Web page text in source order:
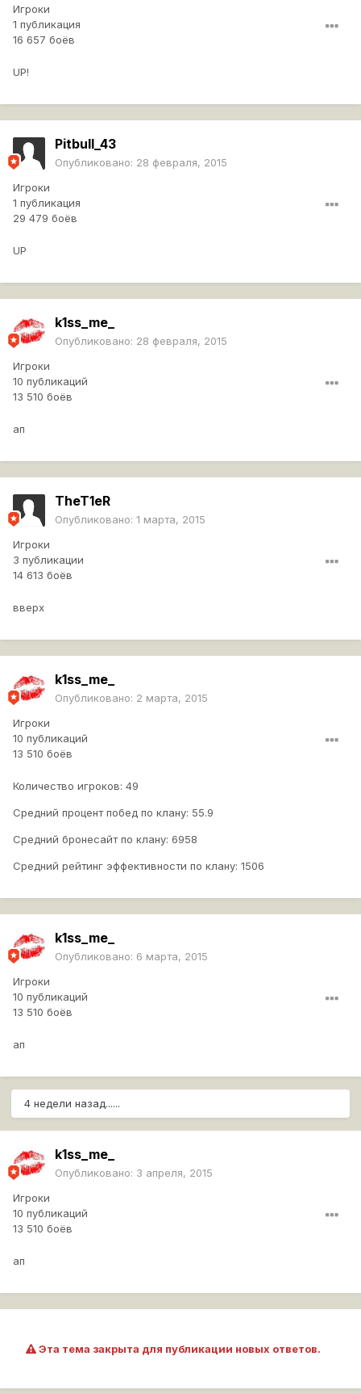
Игроки
1 публикация
16 657 боёв
UP!
Pitbull_43
Опубликовано: 28 февраля, 2015
Игроки
1 публикация
29 479 боёв
UP
k1ss_me_
Опубликовано: 28 февраля, 2015
Игроки
10 публикаций
13 510 боёв
ап
TheT1eR
Опубликовано: 1 марта, 2015
Игроки
3 публикации
14 613 боёв
вверх
k1ss_me_
Опубликовано: 2 марта, 2015
Игроки
10 публикаций
13 510 боёв
Количество игроков: 49
Средний процент побед по клану: 55.9
Средний бронесайт по клану: 6958
Средний рейтинг эффективности по клану: 1506
k1ss_me_
Опубликовано: 6 марта, 2015
Игроки
10 публикаций
13 510 боёв
ап
4 недели назад......
k1ss_me_
Опубликовано: 3 апреля, 2015
Игроки
10 публикаций
13 510 боёв
ап
Эта тема закрыта для публикации новых ответов.